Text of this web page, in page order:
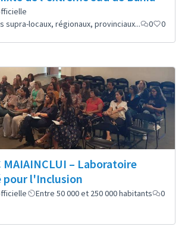
supra-locaux, régionaux, provinciaux...
0 0
MAIAINCLUI – Laboratoire
pour l'Inclusion
Entre 50 000 et 250 000 habitants
0